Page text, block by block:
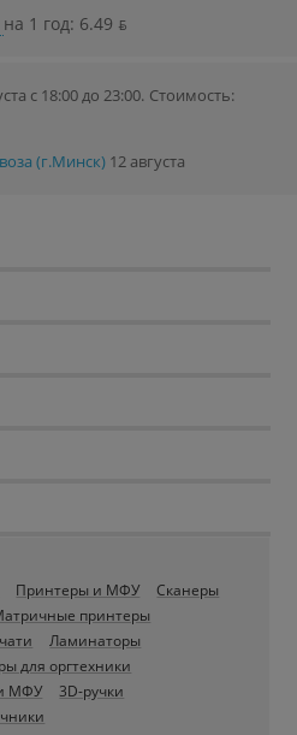
на 1 год: 6.49 ƃ
с 18:00 до 23:00. Стоимость:
(г.Минск) 12 августа
Принтеры и МФУ
Сканеры
принтеры
Ламинаторы
для оргтехники
МФУ
3D-ручки